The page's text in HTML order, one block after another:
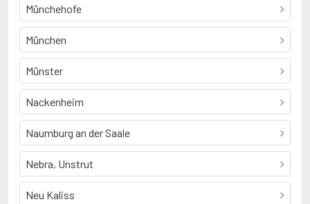
Münchehofe
München
Münster
Nackenheim
Naumburg an der Saale
Nebra, Unstrut
Neu Kaliss